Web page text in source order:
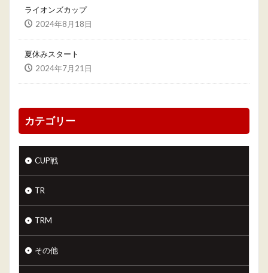
ライオンズカップ
2024年8月18日
夏休みスタート
2024年7月21日
カテゴリー
CUP戦
TR
TRM
その他